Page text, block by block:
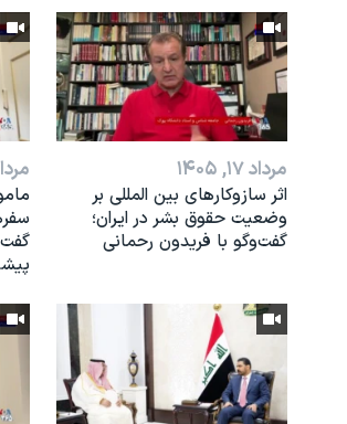
مرداد ۱۷, ۱۴۰۵
اثر ساز‌و‌کارهای بین المللی بر
وضعیت حقوق بشر در ایران؛
گفت‌وگو با فریدون رحمانی
مرداد